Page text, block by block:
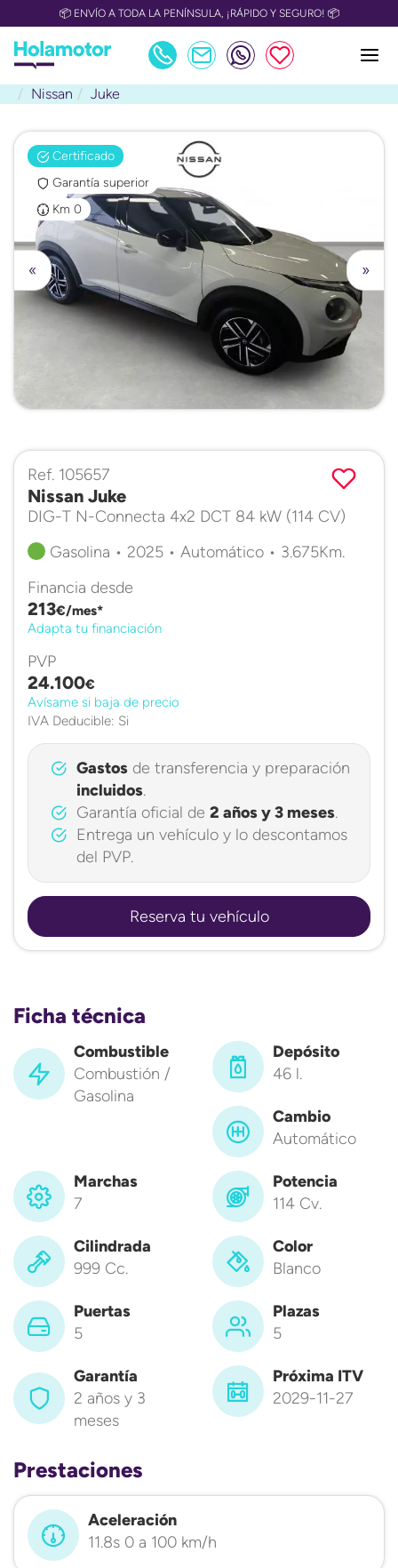
📦 ENVÍO A TODA LA PENÍNSULA, ¡RÁPIDO Y SEGURO! 📦
Nissan Juke
Certificado
Garantía superior
Km 0
»
«
Ref. 105657
Nissan Juke
DIG-T N-Connecta 4x2 DCT 84 kW (114 CV)
Gasolina • 2025 • Automático • 3.675Km.
Financia desde
213€/mes*
Adapta tu financiación
PVP
24.100€
Avísame si baja de precio
IVA Deducible: Si
Gastosde transferencia y preparación
incluidos.
Garantía oficial de 2 años y 3 meses.
Entrega un vehículo y lo descontamos
del PVP.
Reserva tu vehículo
Ficha técnica
Combustible
Combustión /
Gasolina
Depósito
46 l.
Cambio
Automático
Marchas
7
Potencia
114 Cv.
Cilindrada
999 Cc.
Color
Blanco
Puertas
5
Plazas
5
Garantía
2 años y 3
meses
Próxima ITV
2029-11-27
Prestaciones
Aceleración
11.8s 0 a 100 km/h